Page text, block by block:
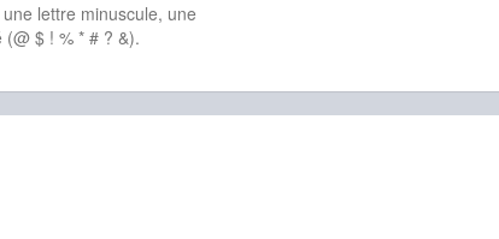
lettre minuscule, une
$ ! % * # ? &).